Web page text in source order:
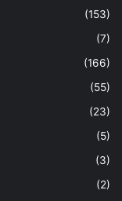
(153)
(7)
(166)
(55)
(23)
(5)
(3)
(2)